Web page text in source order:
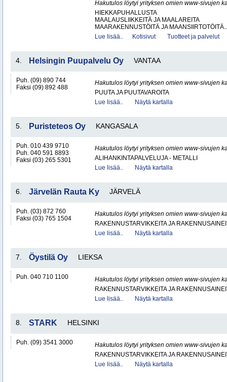
Hakutulos löytyi yrityksen omien www-sivujen
HIEKKAPUHALLUSTA
MAALAUSLIIKKEITÄ JA MAALAREITA
MAARAKENNUSTÖITÄ JA MAANSIIRTOTÖITÄ..
Lue lisää..
Kotisivut Tuotteet ja palvelut
4. Helsingin Puupalvelu Oy VANTAA
Puh. (09) 890 744
Faksi (09) 892 488
Hakutulos löytyi yrityksen omien www-sivujen
PUUTA JA PUUTAVAROITA
Lue lisää..
Näytä kartalla
5. Puristeteos Oy KANGASALA
Puh. 010 439 9710
Puh. 040 591 8893
Faksi (03) 265 5301
Hakutulos löytyi yrityksen omien www-sivujen
ALIHANKINTAPALVELUJA - METALLI
Lue lisää..
Näytä kartalla
6. Järvelän Rauta Ky JÄRVELÄ
Puh. (03) 872 760
Faksi (03) 765 1504
Hakutulos löytyi yrityksen omien www-sivujen
RAKENNUSTARVIKKEITA JA
Lue lisää..
Näytä kartalla
7. Öystilä Oy LIEKSA
Puh. 040 710 1100
Hakutulos löytyi yrityksen omien www-sivujen
RAKENNUSTARVIKKEITA JA
Lue lisää..
Näytä kartalla
8. STARK HELSINKI
Puh. (09) 3541 3000
Hakutulos löytyi yrityksen omien www-sivujen
RAKENNUSTARVIKKEITA JA
Lue lisää..
Näytä kartalla